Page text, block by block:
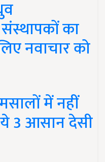
का
नवाचार को
में नहीं
3 आसान देसी